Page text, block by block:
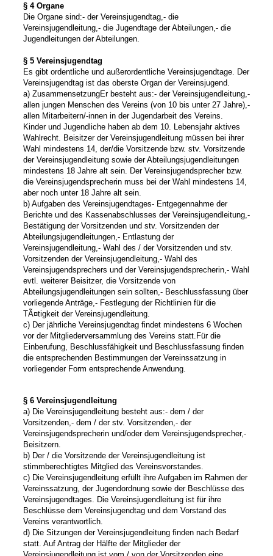
§ 4 Organe
Die Organe sind:- der Vereinsjugendtag,- die
Vereinsjugendleitung,- die Jugendtage der Abteilungen,- die
Jugendleitungen der Abteilungen.
§ 5 Vereinsjugendtag
Es gibt ordentliche und außerordentliche Vereinsjugendtage. Der
Vereinsjugendtag ist das oberste Organ der Vereinsjugend.
a) ZusammensetzungEr besteht aus:- der Vereinsjugendleitung,-
allen jungen Menschen des Vereins (von 10 bis unter 27 Jahre),-
allen Mitarbeitern/-innen in der Jugendarbeit des Vereins.
Kinder und Jugendliche haben ab dem 10. Lebensjahr aktives
Wahlrecht. Beisitzer der Vereinsjugendleitung müssen bei ihrer
Wahl mindestens 14, der/die Vorsitzende bzw. stv. Vorsitzende
der Vereinsjugendleitung sowie der Abteilungsjugendleitungen
mindestens 18 Jahre alt sein. Der Vereinsjugendsprecher bzw.
die Vereinsjugendsprecherin muss bei der Wahl mindestens 14,
aber noch unter 18 Jahre alt sein.
b) Aufgaben des Vereinsjugendtages- Entgegennahme der
Berichte und des Kassenabschlusses der Vereinsjugendleitung,-
Bestätigung der Vorsitzenden und stv. Vorsitzenden der
Abteilungsjugendleitungen,- Entlastung der
Vereinsjugendleitung,- Wahl des / der Vorsitzenden und stv.
Vorsitzenden der Vereinsjugendleitung,- Wahl des
Vereinsjugendsprechers und der Vereinsjugendsprecherin,- Wahl
evtl. weiterer Beisitzer, die Vorsitzende von
Abteilungsjugendleitungen sein sollten,- Beschlussfassung über
vorliegende Anträge,- Festlegung der Richtlinien für die
TÃ¤tigkeit der Vereinsjugendleitung.
c) Der jährliche Vereinsjugendtag findet mindestens 6 Wochen
vor der Mitgliederversammlung des Vereins statt. Für die
Einberufung, Beschlussfähigkeit und Beschlussfassung finden
die entsprechenden Bestimmungen der Vereinssatzung in
vorliegender Form entsprechende Anwendung.
§ 6 Vereinsjugendleitung
a) Die Vereinsjugendleitung besteht aus:- dem / der
Vorsitzenden,- dem / der stv. Vorsitzenden,- der
Vereinsjugendsprecherin und/oder dem Vereinsjugendsprecher,-
Beisitzern.
b) Der / die Vorsitzende der Vereinsjugendleitung ist
stimmberechtigtes Mitglied des Vereinsvorstandes.
c) Die Vereinsjugendleitung erfüllt ihre Aufgaben im Rahmen der
Vereinssatzung, der Jugendordnung sowie der Beschlüsse des
Vereinsjugendtages. Die Vereinsjugendleitung ist für ihre
Beschlüsse dem Vereinsjugendtag und dem Vorstand des
Vereins verantwortlich.
d) Die Sitzungen der Vereinsjugendleitung finden nach Bedarf
statt. Auf Antrag der Hälfte der Mitglieder der